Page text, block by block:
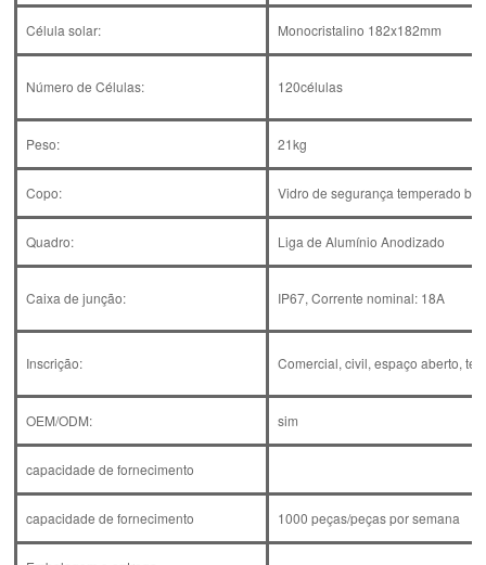
Célula solar: Monocristalino 182x182mm
Número de Células: 120células
Peso: 21kg
Copo: Vidro de segurança temperado
Quadro: Liga de Alumínio Anodizado
Caixa de junção: IP67, Corrente nominal: 18A
Inscrição: Comercial, civil, espaço aberto,
OEM/ODM: sim
capacidade de fornecimento
capacidade de fornecimento 1000 peças/peças por semana